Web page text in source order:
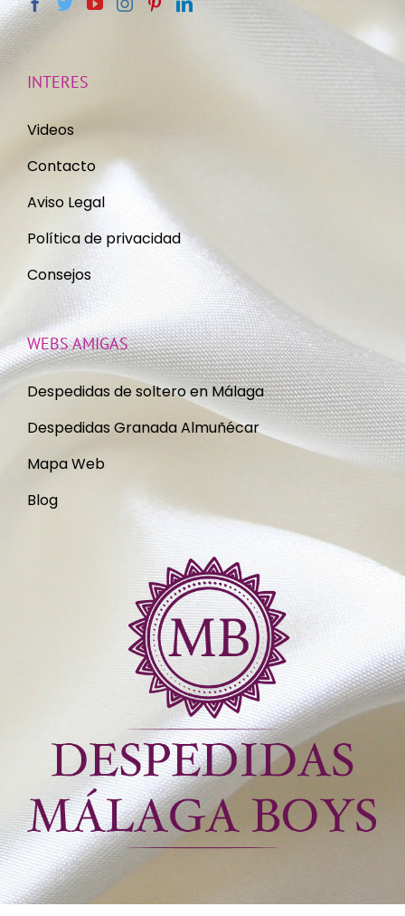
INTERES
Videos
Contacto
Aviso Legal
Política de privacidad
Consejos
WEBS AMIGAS
Despedidas de soltero en Málaga
Despedidas Granada Almuñécar
Mapa Web
Blog